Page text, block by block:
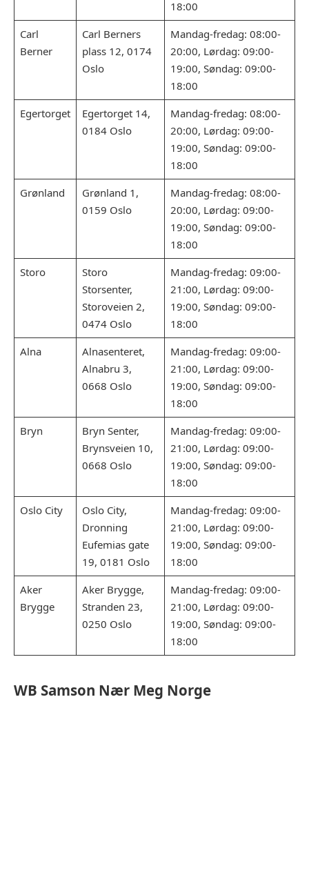
18:00
Carl
Berner
Carl Berners
plass 12, 0174
Oslo
Mandag-fredag: 08:00-
20:00, Lørdag: 09:00-
19:00, Søndag: 09:00-
18:00
Egertorget
Egertorget 14,
0184 Oslo
Mandag-fredag: 08:00-
20:00, Lørdag: 09:00-
19:00, Søndag: 09:00-
18:00
Grønland
Grønland 1,
0159 Oslo
Mandag-fredag: 08:00-
20:00, Lørdag: 09:00-
19:00, Søndag: 09:00-
18:00
Storo
Storo
Storsenter,
Storoveien 2,
0474 Oslo
Mandag-fredag: 09:00-
21:00, Lørdag: 09:00-
19:00, Søndag: 09:00-
18:00
Alna
Alnasenteret,
Alnabru 3,
0668 Oslo
Mandag-fredag: 09:00-
21:00, Lørdag: 09:00-
19:00, Søndag: 09:00-
18:00
Bryn
Bryn Senter,
Brynsveien 10,
0668 Oslo
Mandag-fredag: 09:00-
21:00, Lørdag: 09:00-
19:00, Søndag: 09:00-
18:00
Oslo City
Oslo City,
Dronning
Eufemias gate
19, 0181 Oslo
Mandag-fredag: 09:00-
21:00, Lørdag: 09:00-
19:00, Søndag: 09:00-
18:00
Aker
Brygge
Aker Brygge,
Stranden 23,
0250 Oslo
Mandag-fredag: 09:00-
21:00, Lørdag: 09:00-
19:00, Søndag: 09:00-
18:00
WB Samson Nær Meg Norge